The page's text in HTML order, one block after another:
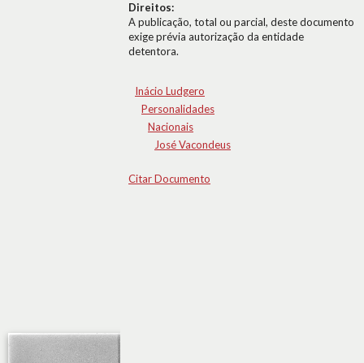
Direitos:
A publicação, total ou parcial, deste documento
exige prévia autorização da entidade
detentora.
Inácio Ludgero
Personalidades
Nacionais
José Vacondeus
Citar Documento